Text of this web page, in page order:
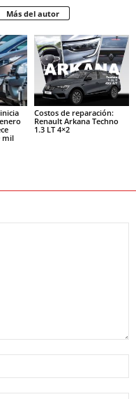
Más del autor
mil
Costos de reparación:
Renault Arkana Techno
1.3 LT 4×2